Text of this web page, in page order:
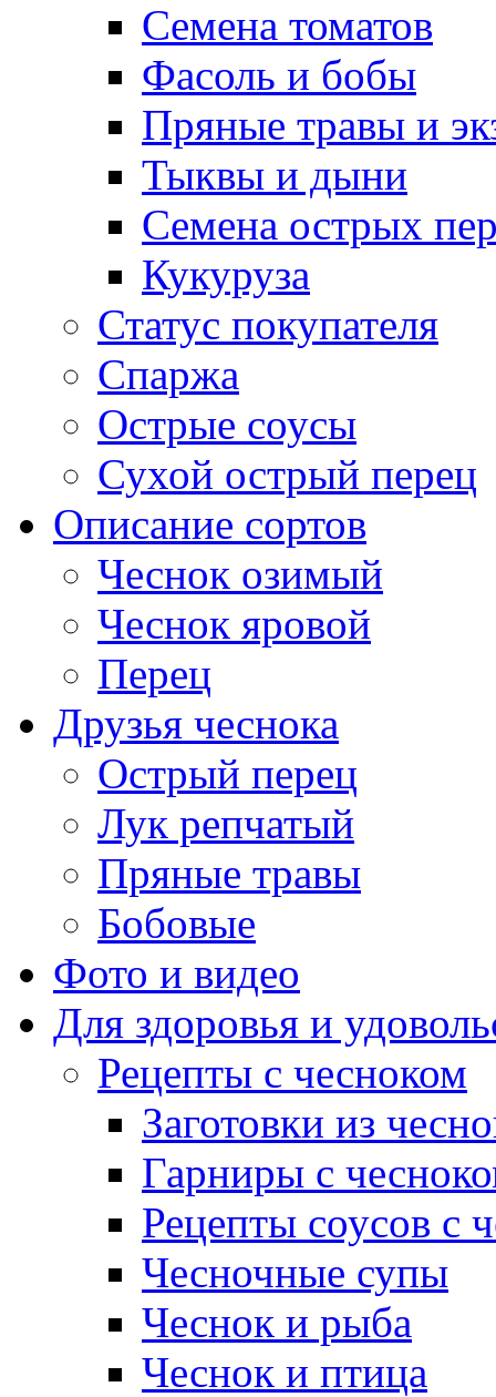
Семена томатов
Фасоль и бобы
Пряные травы и
Тыквы и дыни
Семена острых
Кукуруза
Статус покупателя
Спаржа
Острые соусы
Сухой острый перец
Описание сортов
Чеснок озимый
Чеснок яровой
Перец
Друзья чеснока
Острый перец
Лук репчатый
Пряные травы
Бобовые
Фото и видео
Для здоровья и
Рецепты с чесноком
Заготовки из
Гарниры с
Рецепты соусов с
Чесночные супы
Чеснок и рыба
Чеснок и птица